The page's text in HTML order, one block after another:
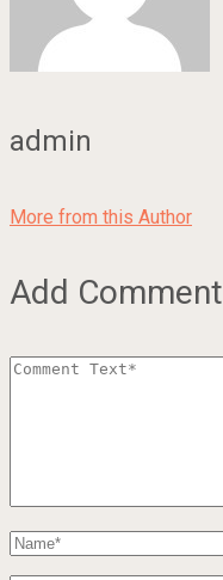
admin
More from this Author
Add Comment